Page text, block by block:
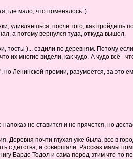
где мало, что поменялось. )
удивляешься, после того, как пройдёшь
а потому вернулся туда, откуда вышел.
)... ездили по деревням. Потому если
их многие видели, как чудо. А чудо всё -
премии, разумеется, за это
не ставится и не прячется, но
Деревня почти глухая уже была, все в
с детства, и совершали. Рассказ мамы
Бардо Тодол и сама перед этим что-то